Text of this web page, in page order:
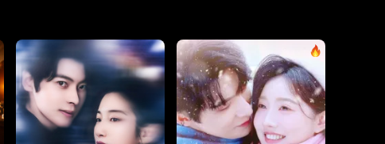
Tập 34 Tập 35 Tập 36